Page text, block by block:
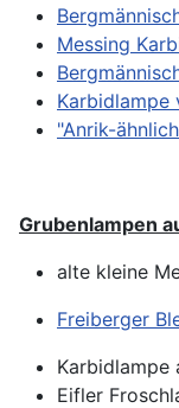
Messing
Karbidlampe
"Anrik-
Grubenlampen
alte kleine
Freiberger
Karbidlampe
Eifler